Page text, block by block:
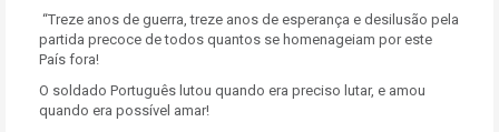
“Treze anos de guerra, treze anos de esperança e desilusão pela
partida precoce de todos quantos se homenageiam por este
País fora!
O soldado Português lutou quando era preciso lutar, e amou
quando era possível amar!